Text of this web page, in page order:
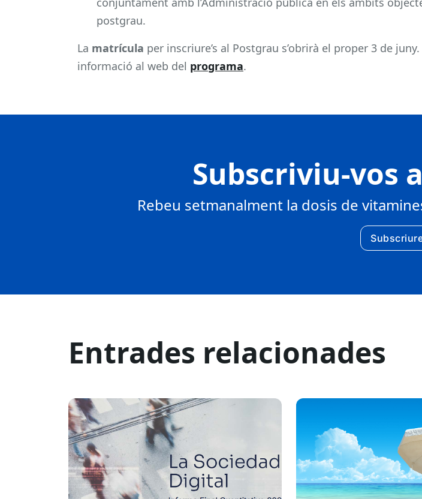
postgrau.
La matrícula per inscriure’s al Postgrau s’obrirà el proper 3 de
informació al web del programa.
Subscriviu-vos
Rebeu setmanalment la dosis de
Entrades relacionades